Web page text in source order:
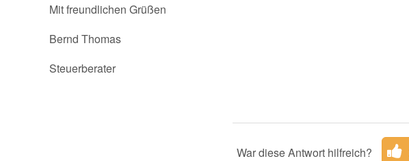
Mit freundlichen Grüßen
Bernd Thomas
Steuerberater
War diese Antwort hilfreich?